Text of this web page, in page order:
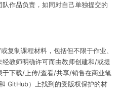
作品负责，如同对自己单独提交的
复制课程材料，包括但不限于作业、
教师明确许可而由教师创建和/或提
于下载/上传/查看/共享/销售在商业笔
GitHub）上找到的受版权保护的材